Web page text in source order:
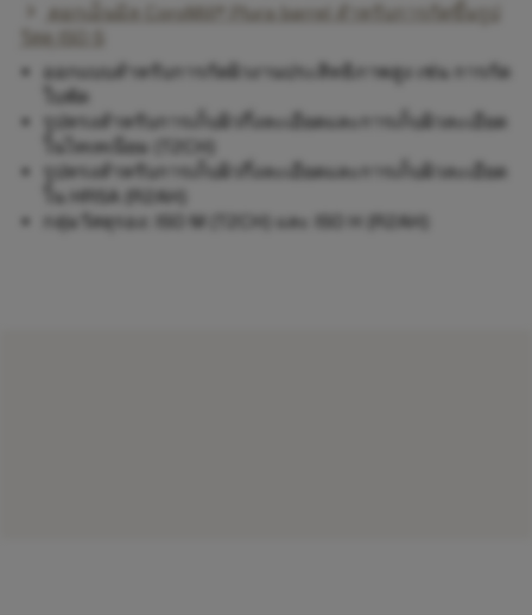
ดอกเอ็นมิล CoroMill® Plura barrel สำหรับการกัดขึ้นรูป
วัสดุ ISO S
ออกแบบสำหรับการกัดผิวงานประสิทธิภาพสูง เช่น การกัด
ใบพัด
รูปทรงสำหรับการเก็บผิวกึ่งละเอียดและการเก็บผิวละเอียด
ในไทเทเนียม (T2CH)
รูปทรงสำหรับการเก็บผิวกึ่งละเอียดและการเก็บผิวละเอียด
ใน HRSA (R2AH)
กลุ่มวัสดุรอง: ISO M (T2CH) และ ISO H (R2AH)